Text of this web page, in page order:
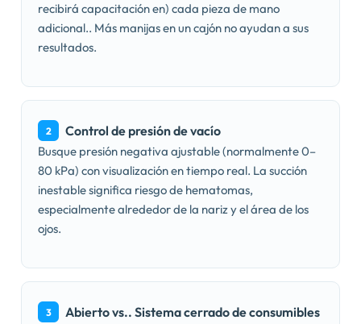
recibirá capacitación en) cada pieza de mano
adicional.. Más manijas en un cajón no ayudan a sus
resultados.
2 Control de presión de vacío
Busque presión negativa ajustable (normalmente 0–
80 kPa) con visualización en tiempo real. La succión
inestable significa riesgo de hematomas,
especialmente alrededor de la nariz y el área de los
ojos.
3 Abierto vs.. Sistema cerrado de consumibles